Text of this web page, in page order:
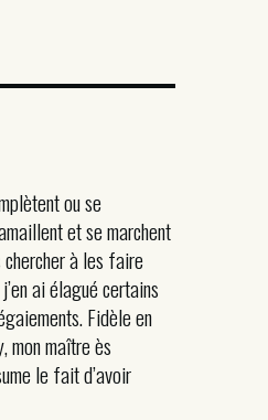
ou se
et se marchent
à les faire
ai élagué certains
Fidèle en
mon maître ès
le fait d’avoir